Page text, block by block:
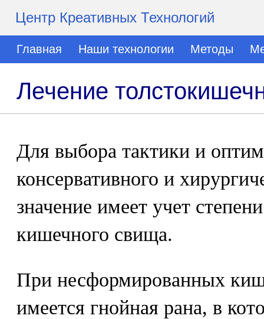
Центр Креативных Технологий
Главная Наши технологии Методы
Лечение
Для выбора тактики и
консервативного и
значение имеет учет
кишечного свища.
При несформированных
имеется гнойная рана, в